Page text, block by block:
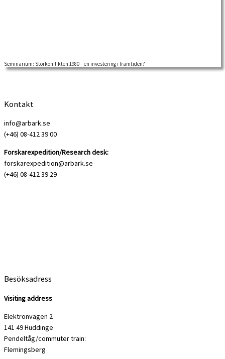
Seminarium: Storkonflikten 1980 – en investering i framtiden?
Kontakt
info@arbark.se
(+46) 08-412 39 00
Forskarexpedition/Research desk:
forskarexpedition@arbark.se
(+46) 08-412 39 29
Besöksadress
Visiting address
Elektronvägen 2
141 49 Huddinge
Pendeltåg/commuter train:
Flemingsberg